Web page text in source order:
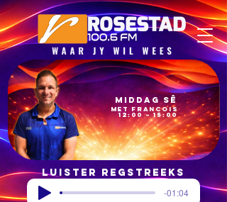
12:00 – 15:00
met Francois
Middag Sê
Luister regstreeks
-01:04